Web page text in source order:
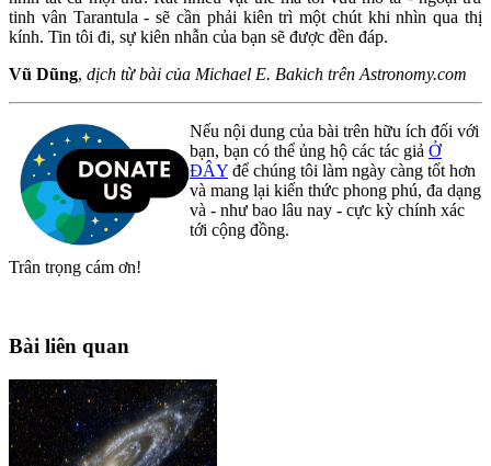
tinh vân Tarantula - sẽ cần phải kiên trì một chút khi nhìn qua thị
kính. Tin tôi đi, sự kiên nhẫn của bạn sẽ được đền đáp.
Vũ Dũng, dịch từ bài của Michael E. Bakich trên Astronomy.com
Nếu nội dung của bài trên hữu ích đối với
bạn, bạn có thể ủng hộ các tác giả Ở
ĐÂY để chúng tôi làm ngày càng tốt hơn
và mang lại kiến thức phong phú, đa dạng
và - như bao lâu nay - cực kỳ chính xác
tới cộng đồng.
Trân trọng cám ơn!
Bài liên quan